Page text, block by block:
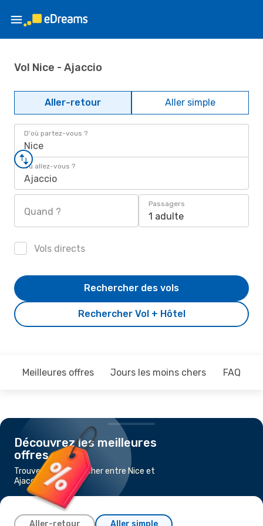
Vol Nice - Ajaccio
Aller-retour Aller simple
D'où partez-vous ?
Nice
Où allez-vous ?
Ajaccio
Quand ?
Passagers
1 adulte
Vols directs
Rechercher Vol + Hôtel
Rechercher des vols
Meilleures offres Jours les moins chers FAQ
Découvrez les meilleures
offres
Trouvez un vol pas cher entre Nice et
Ajaccio
Aller-retour Aller simple